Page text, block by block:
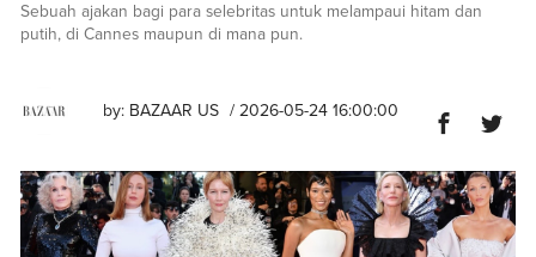
Sebuah ajakan bagi para selebritas untuk melampaui hitam dan
putih, di Cannes maupun di mana pun.
by: BAZAAR US / 2026-05-24 16:00:00